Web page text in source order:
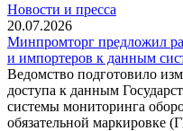
Новости и пресса
20.07.2026
Минпромторг предложил
и импортеров к данным
Ведомство подготовило
доступа к данным
системы мониторинга
обязательной маркировке